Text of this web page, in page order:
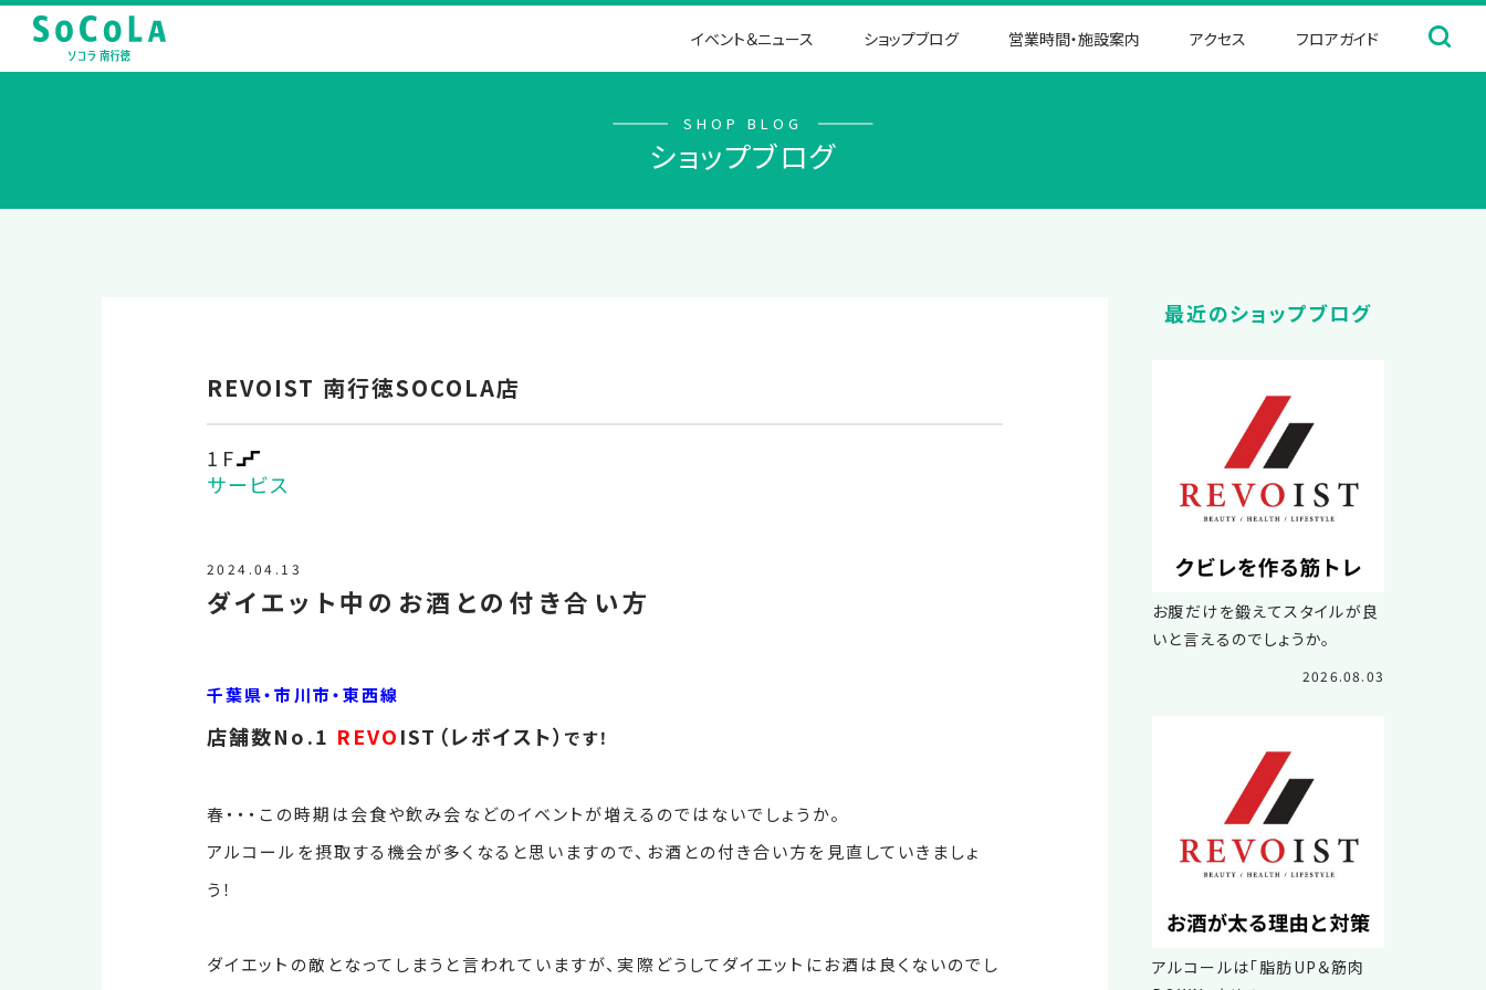
イベント＆ニュース ショップブログ 営業時間・施設案内 アクセス フロアガイド
SHOP BLOG
ショップブログ
REVOIST 南行徳SOCOLA店
1F
サービス
2024.04.13
ダイエット中のお酒との付き合い方
千葉県・市川市・東西線
店舗数No.1 REVOIST（レボイスト）です！
春・・・この時期は会食や飲み会などのイベントが増えるのではないでしょうか。
アルコールを摂取する機会が多くなると思いますので、お酒との付き合い方を見直していきましょ
う！
ダイエットの敵となってしまうと言われていますが、実際どうしてダイエットにお酒は良くないのでし
最近のショップブログ
お腹だけを鍛えてスタイルが良
いと言えるのでしょうか。
2026.08.03
アルコールは「脂肪UP＆筋肉